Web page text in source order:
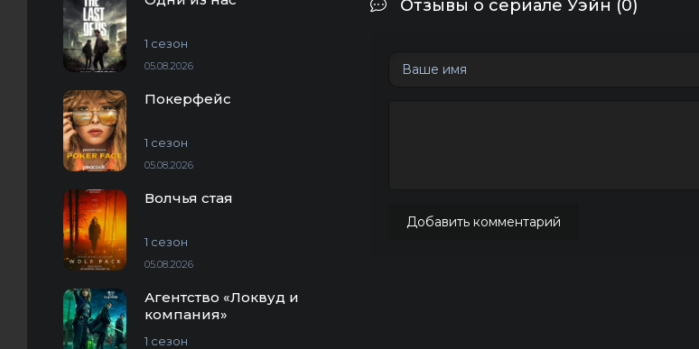
1 сезон
05.08.2026
Покерфейс
1 сезон
05.08.2026
Волчья стая
1 сезон
05.08.2026
Агентство «Локвуд и
компания»
1 сезон
Отзывы о сериале Уэйн (0)
Добавить комментарий